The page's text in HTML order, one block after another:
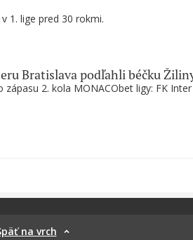
1. lige pred 30 rokmi.
2. kola MONACObet ligy: FK Inter
Bratislava podľahli béčku
na vrch